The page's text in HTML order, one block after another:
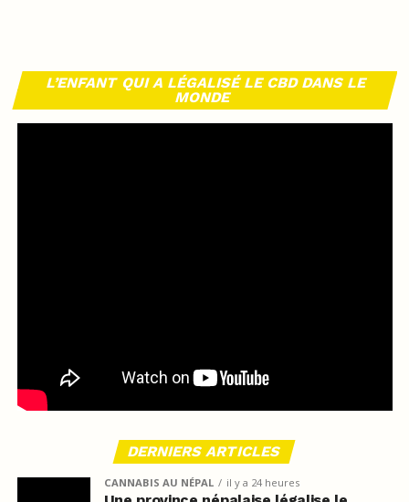
L’ENFANT QUI A LÉGALISÉ LE CBD DANS LE
MONDE
DERNIERS ARTICLES
CANNABIS AU NÉPAL il y a 24 heures